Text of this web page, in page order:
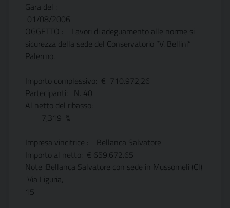
Gara del :
01/08/2006
OGGETTO : Lavori di adeguamento alle norme si
sicurezza della sede del Conservatorio “V. Bellini”
Palermo.
Importo complessivo: € 710.972,26
Partecipanti: N. 40
Al netto del ribasso:
7,319 %
Impresa vincitrice : Bellanca Salvatore
Importo al netto: € 659.672.65
Note :Bellanca Salvatore con sede in Mussomeli (Cl)
Via Liguria,
15